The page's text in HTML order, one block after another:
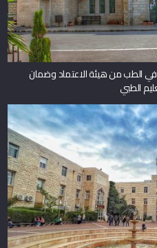
الطب من هيئة الاعتماد وضمان
الطبي